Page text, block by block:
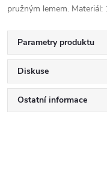
pružným lemem. Materiál:
Parametry produktu
Diskuse
Ostatní informace